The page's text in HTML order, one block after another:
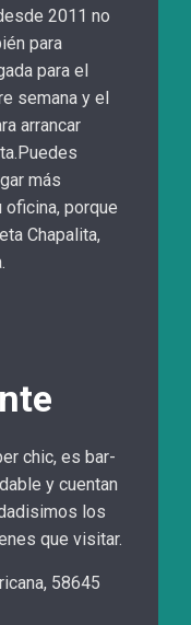
2011 no
para
para el
semana y el
arrancar
más
oficina, porque
Chapalita,
chic, es bar-
y cuentan
los
que visitar.
58645